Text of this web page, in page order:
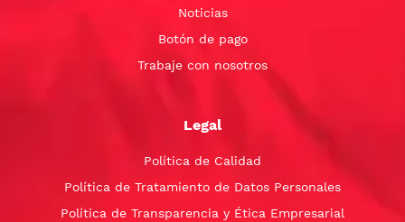
Noticias
Botón de pago
Trabaje con nosotros
Legal
Política de Calidad
Política de Tratamiento de Datos Personales
Política de Transparencia y Ética Empresarial